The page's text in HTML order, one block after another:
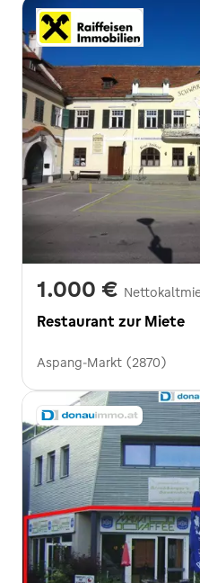
1.000 €
Restaurant zur Miete
Aspang-Markt (2870)